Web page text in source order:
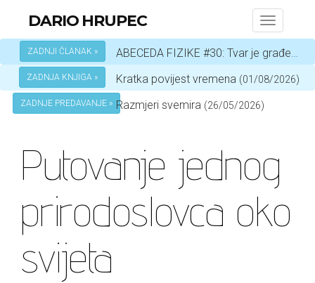
Toggle
DARIO HRUPEC
ZADNJI ČLANAK » ABECEDA FIZIKE #30: Tvar je građena od atoma
ZADNJA KNJIGA » Kratka povijest vremena (01/08/2026)
ZADNJE PREDAVANJE » Razmjeri svemira (26/05/2026)
Putovanje jednog
prirodoslovca oko
svijeta